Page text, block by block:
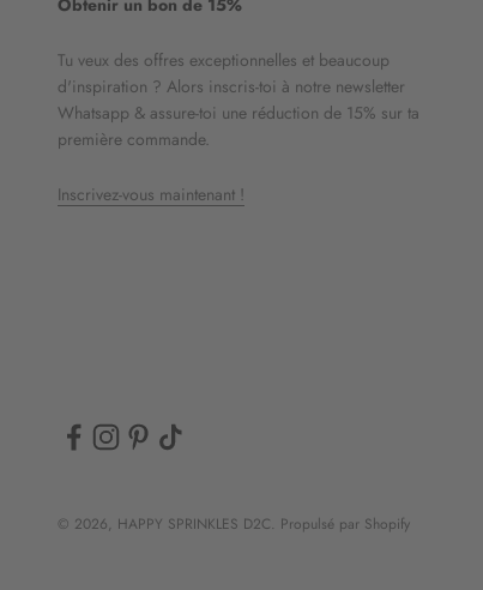
Tu veux des offres exceptionnelles et beaucoup
d'inspiration ? Alors inscris-toi à notre newsletter
Whatsapp & assure-toi une réduction de 15% sur ta
première commande.
Inscrivez-vous maintenant !
© 2026, HAPPY SPRINKLES D2C. Propulsé par Shopify